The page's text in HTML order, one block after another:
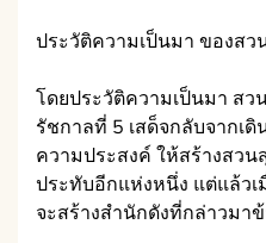
ประวัติความเป็นมา ของส
โดยประวัติความเป็นมา ส
รัชกาลที่ 5 เสด็จกลับจากเ
ความประสงค์ ให้สร้างสว
ประทับอีกแห่งหนึ่ง แต่แล้ว
จะสร้างสำนักดังที่กล่าวมาข้